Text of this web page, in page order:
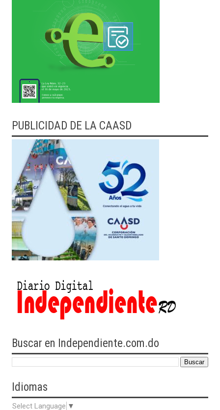
PUBLICIDAD DE LA CAASD
Buscar en Independiente.com.do
Idiomas
Select Language ▼